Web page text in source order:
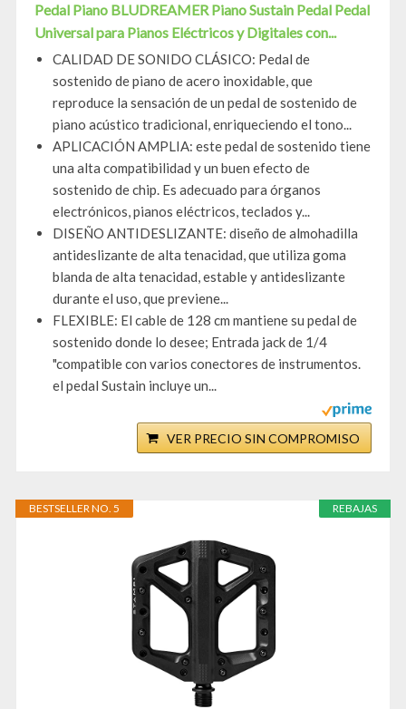
Pedal Piano BLUDREAMER Piano Sustain Pedal Pedal
Universal para Pianos Eléctricos y Digitales con...
CALIDAD DE SONIDO CLÁSICO: Pedal de
sostenido de piano de acero inoxidable, que
reproduce la sensación de un pedal de sostenido de
piano acústico tradicional, enriqueciendo el tono...
APLICACIÓN AMPLIA: este pedal de sostenido tiene
una alta compatibilidad y un buen efecto de
sostenido de chip. Es adecuado para órganos
electrónicos, pianos eléctricos, teclados y...
DISEÑO ANTIDESLIZANTE: diseño de almohadilla
antideslizante de alta tenacidad, que utiliza goma
blanda de alta tenacidad, estable y antideslizante
durante el uso, que previene...
FLEXIBLE: El cable de 128 cm mantiene su pedal de
sostenido donde lo desee; Entrada jack de 1/4
"compatible con varios conectores de instrumentos.
el pedal Sustain incluye un...
VER PRECIO SIN COMPROMISO
REBAJAS
BESTSELLER NO. 5